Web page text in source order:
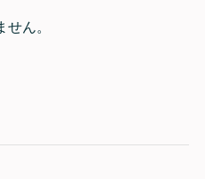
ん。